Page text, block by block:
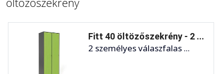
Fitt 40 öltözőszekrény - 2 ...
2 személyes válaszfalas ...